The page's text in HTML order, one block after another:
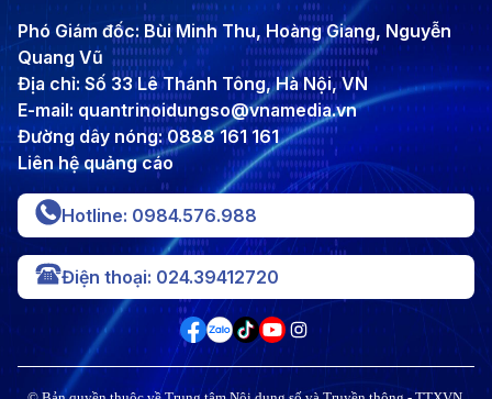
Phó Giám đốc: Bùi Minh Thu, Hoàng Giang, Nguyễn
Quang Vũ
Địa chỉ: Số 33 Lê Thánh Tông, Hà Nội, VN
E-mail: quantrinoidungso@vnamedia.vn
Đường dây nóng: 0888 161 161
Liên hệ quảng cáo
Hotline: 0984.576.988
Điện thoại: 024.39412720